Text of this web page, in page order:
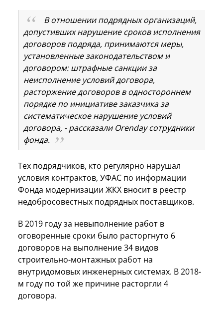
В отношении подрядных организаций,
допустивших нарушение сроков исполнения
договоров подряда, принимаются меры,
установленные законодательством и
договором: штрафные санкции за
неисполнение условий договора,
расторжение договоров в одностороннем
порядке по инициативе заказчика за
систематическое нарушение условий
договора, - рассказали Orenday сотрудники
фонда.
Тех подрядчиков, кто регулярно нарушал
условия контрактов, УФАС по информации
Фонда модернизации ЖКХ вносит в реестр
недобросовестных подрядных поставщиков.
В 2019 году за невыполнение работ в
оговоренные сроки было расторгнуто 6
договоров на выполнение 34 видов
строительно-монтажных работ на
внутридомовых инженерных системах. В 2018-
м году по той же причине расторгли 4
договора.